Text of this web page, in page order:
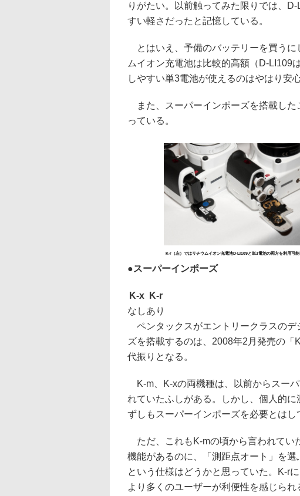
りがたい。以前触ってみた限りでは、
すい軽さだったと記憶している。
とはいえ、予備のバッテリーを買うに
ムイオン充電池は比較的高額（D-LI109
しやすい単3電池が使えるのはやはり安心
また、スーパーインポーズを搭載した
っている。
K-r（左）ではリチウムイオン充電池D-LI109と単3電池の両方を利用可
●スーパーインポーズ
K-x
K-r
なしあり
ペンタックスがエントリークラスのデ
ズを搭載するのは、2008年2月発売の
代振りとなる。
K-m、K-xの両機種は、以前からスー
れていたふしがある。しかし、個人的
ずしもスーパーインポーズを必要とはし
ただ、これもK-mの頃から言われてい
機能があるのに、「測距点オート」を
という仕様はどうかと思っていた。K-r
より多くのユーザーが利便性を感じら